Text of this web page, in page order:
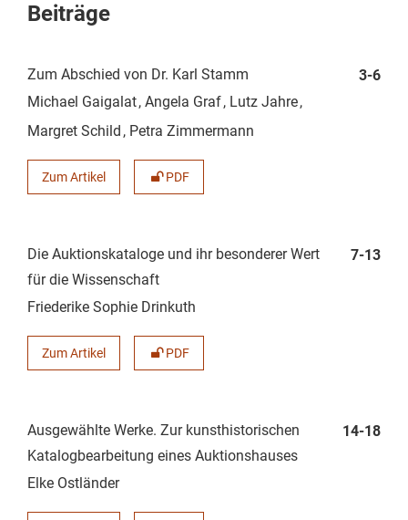
Beiträge
Zum Abschied von Dr. Karl Stamm
Michael Gaigalat Angela Graf Lutz Jahre
Margret Schild Petra Zimmermann
Zum Artikel PDF
3-6
Die Auktionskataloge und ihr besonderer Wert
für die Wissenschaft
Friederike Sophie Drinkuth
Zum Artikel PDF
7-13
Ausgewählte Werke. Zur kunsthistorischen
Katalogbearbeitung eines Auktionshauses
Elke Ostländer
14-18